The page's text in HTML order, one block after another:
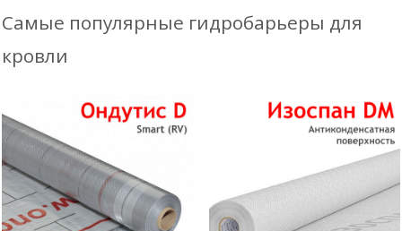
Самые популярные гидробарьеры для
кровли